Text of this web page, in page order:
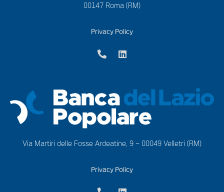
00147 Roma (RM)
Privacy Policy
Via Martiri delle Fosse Ardeatine, 9 – 00049 Velletri (RM)
Privacy Policy